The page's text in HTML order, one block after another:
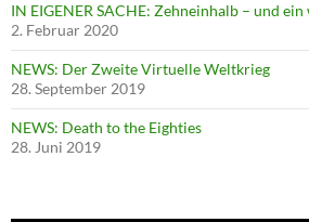
IN EIGENER SACHE: Zehneinhalb – und
2. Februar 2020
NEWS: Der Zweite Virtuelle Weltkrieg
28. September 2019
NEWS: Death to the Eighties
28. Juni 2019